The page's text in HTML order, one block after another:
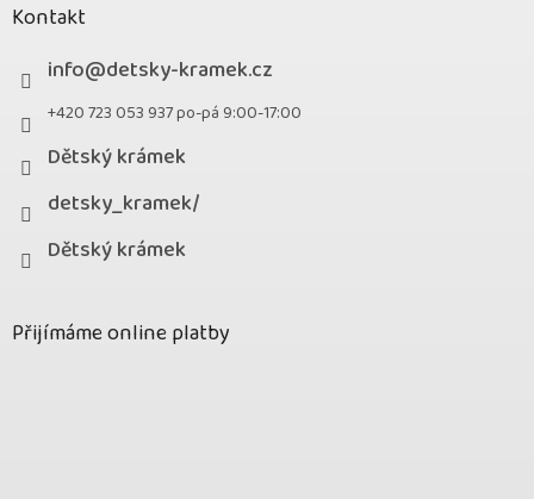
Kontakt
info@detsky-kramek.cz
+420 723 053 937 po-pá 9:00-17:00
Dětský krámek
detsky_kramek/
Dětský krámek
Přijímáme online platby